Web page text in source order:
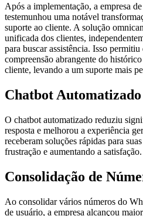
Após a implementação, a empresa
testemunhou uma notável
suporte ao cliente. A solução
unificada dos clientes,
para buscar assistência. Isso
compreensão abrangente do
cliente, levando a um suporte mais
Chatbot Automatizado
O chatbot automatizado reduziu
resposta e melhorou a experiência
receberam soluções rápidas para
frustração e aumentando a satisfação.
Consolidação de
Ao consolidar vários números do
de usuário, a empresa alcançou